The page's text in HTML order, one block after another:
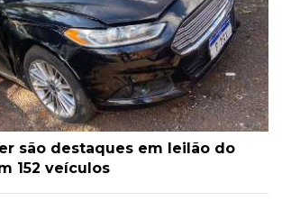
são destaques em leilão do
152 veículos